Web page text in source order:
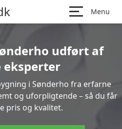
Menu
udført af
eksperter
i Sønderho fra erfarne
og uforpligtende – så du får
pris og kvalitet.